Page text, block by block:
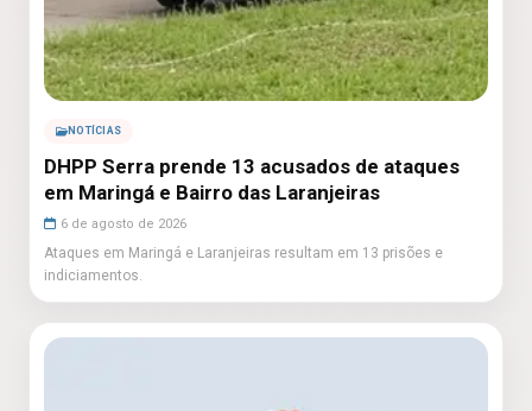
NOTÍCIAS
DHPP Serra prende 13 acusados de ataques
em Maringá e Bairro das Laranjeiras
6 de agosto de 2026
Ataques em Maringá e Laranjeiras resultam em 13 prisões e
indiciamentos.